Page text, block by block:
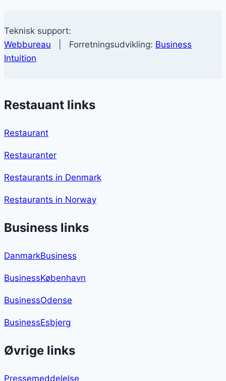
Teknisk support:
Webbureau | Forretningsudvikling: Business
Intuition
Restauant links
Restaurant
Restauranter
Restaurants in Denmark
Restaurants in Norway
Business links
DanmarkBusiness
BusinessKøbenhavn
BusinessOdense
BusinessEsbjerg
Øvrige links
Pressemeddelelse